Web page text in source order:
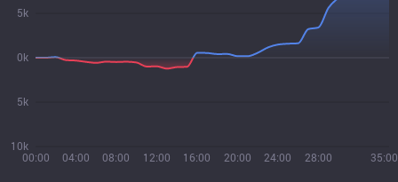
00:00 04:00 08:00 12:00 16:00 20:00 24:00 28:00 35:00
10k
5k
0k
5k